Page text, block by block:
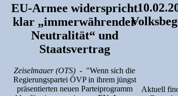
Aktuell
EU-Armee widerspricht
klar „immerwährender
Neutralität“ und
Staatsvertrag
Zeiselmauer (OTS) - "Wenn sich die
Regierungspartei ÖVP in ihrem jüngst
präsentierten neuen Parteiprogramm